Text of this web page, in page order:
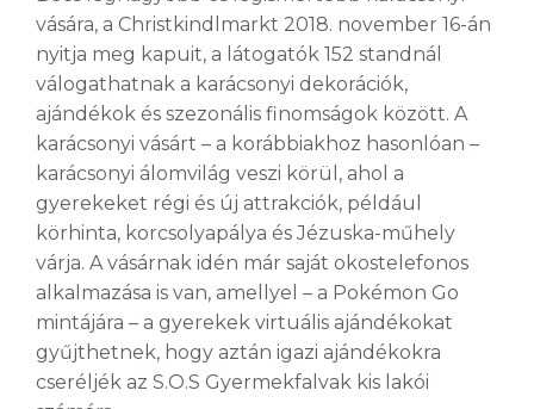
vására, a Christkindlmarkt 2018. november 16-án
nyitja meg kapuit, a látogatók 152 standnál
válogathatnak a karácsonyi dekorációk,
ajándékok és szezonális finomságok között. A
karácsonyi vásárt – a korábbiakhoz hasonlóan –
karácsonyi álomvilág veszi körül, ahol a
gyerekeket régi és új attrakciók, például
körhinta, korcsolyapálya és Jézuska-műhely
várja. A vásárnak idén már saját okostelefonos
alkalmazása is van, amellyel – a Pokémon Go
mintájára – a gyerekek virtuális ajándékokat
gyűjthetnek, hogy aztán igazi ajándékokra
cseréljék az S.O.S Gyermekfalvak kis lakói